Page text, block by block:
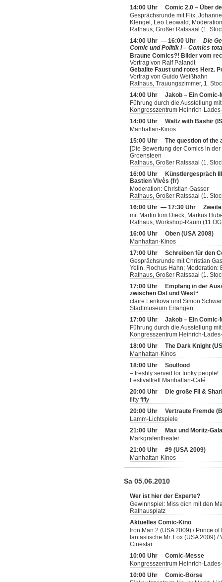
14:00 Uhr Comic 2.0 – Über
Gesprächsrunde mit Flix,
Klengel, Leo Leowald;
Rathaus, Großer Ratssaal (1.
14:00 Uhr — 16:00 Uhr Die
Comic und Politik I – Comics
Braune Comics?! Bilder vom
Vortrag von Ralf Palandt
Geballte Faust und rotes Herz.
Vortrag von Guido Weißhahn
Rathaus, Trauungszimmer, 1.
14:00 Uhr Jakob – Ein Comic-
Führung durch die Ausstellung
Kongresszentrum Heinrich-
14:00 Uhr Waltz with Bashir
Manhattan-Kinos
15:00 Uhr The question of the
[Die Bewertung der Comics in
Groensteen
Rathaus, Großer Ratssaal (1.
16:00 Uhr
Künstlergespräch
Bastien Vivès (fr)
Moderation: Christian Gasser
Rathaus, Großer Ratssaal (1.
16:00 Uhr — 17:30 Uhr
mit Martin tom Dieck, Markus
Rathaus, Workshop-Raum
16:00 Uhr Oben (USA 2008)
Manhattan-Kinos
17:00 Uhr Schreiben für den
Gesprächsrunde mit Christian
Yelin, Rochus Hahn; Moderation:
Rathaus, Großer Ratssaal (1.
17:00 Uhr
Empfang in der
zwischen Ost und West“
claire Lenkova und Simon
Stadtmuseum Erlangen
17:00 Uhr Jakob – Ein Comic-
Führung durch die Ausstellung
Kongresszentrum Heinrich-
18:00 Uhr The Dark Knight
Manhattan-Kinos
18:00 Uhr Soulfood
– freshly served for funky people!
Festivaltreff Manhattan-Café
20:00 Uhr
Die große Fil &
fifty fifty
20:00 Uhr Vertraute Fremde
Lamm-Lichtspiele
21:00 Uhr
Max und Moritz-Gala
Markgrafentheater
21:00 Uhr #9 (USA 2009)
Manhattan-Kinos
Sa 05.06.2010
Wer ist hier der Experte?
Gewinnspiel: Miss dich mit den
Rathausplatz
Aktuelles Comic-Kino
Iron Man 2 (USA 2009) / Prince
fantastische Mr. Fox (USA 2009)
Cinestar
10:00 Uhr Comic-Messe
Kongresszentrum Heinrich-
10:00 Uhr Comic-Börse